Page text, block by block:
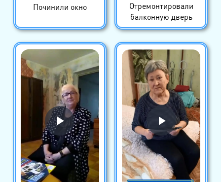
Починили окно
Отремонтировали
балконную дверь